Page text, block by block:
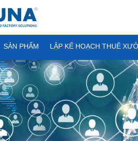
SẢN PHẨM LẬP KẾ HOẠCH THUÊ